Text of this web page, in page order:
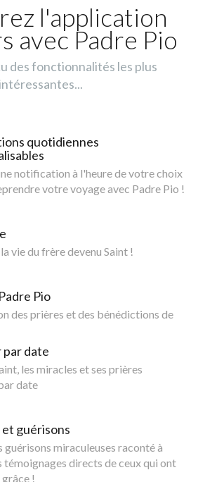
l'application
avec Padre Pio
des fonctionnalités les plus
quotidiennes
notification à l'heure de votre choix
votre voyage avec Padre Pio !
vie du frère devenu Saint !
Pio
des prières et des bénédictions de
par date
les miracles et ses prières
date
guérisons
guérisons miraculeuses raconté à
témoignages directs de ceux qui ont
!